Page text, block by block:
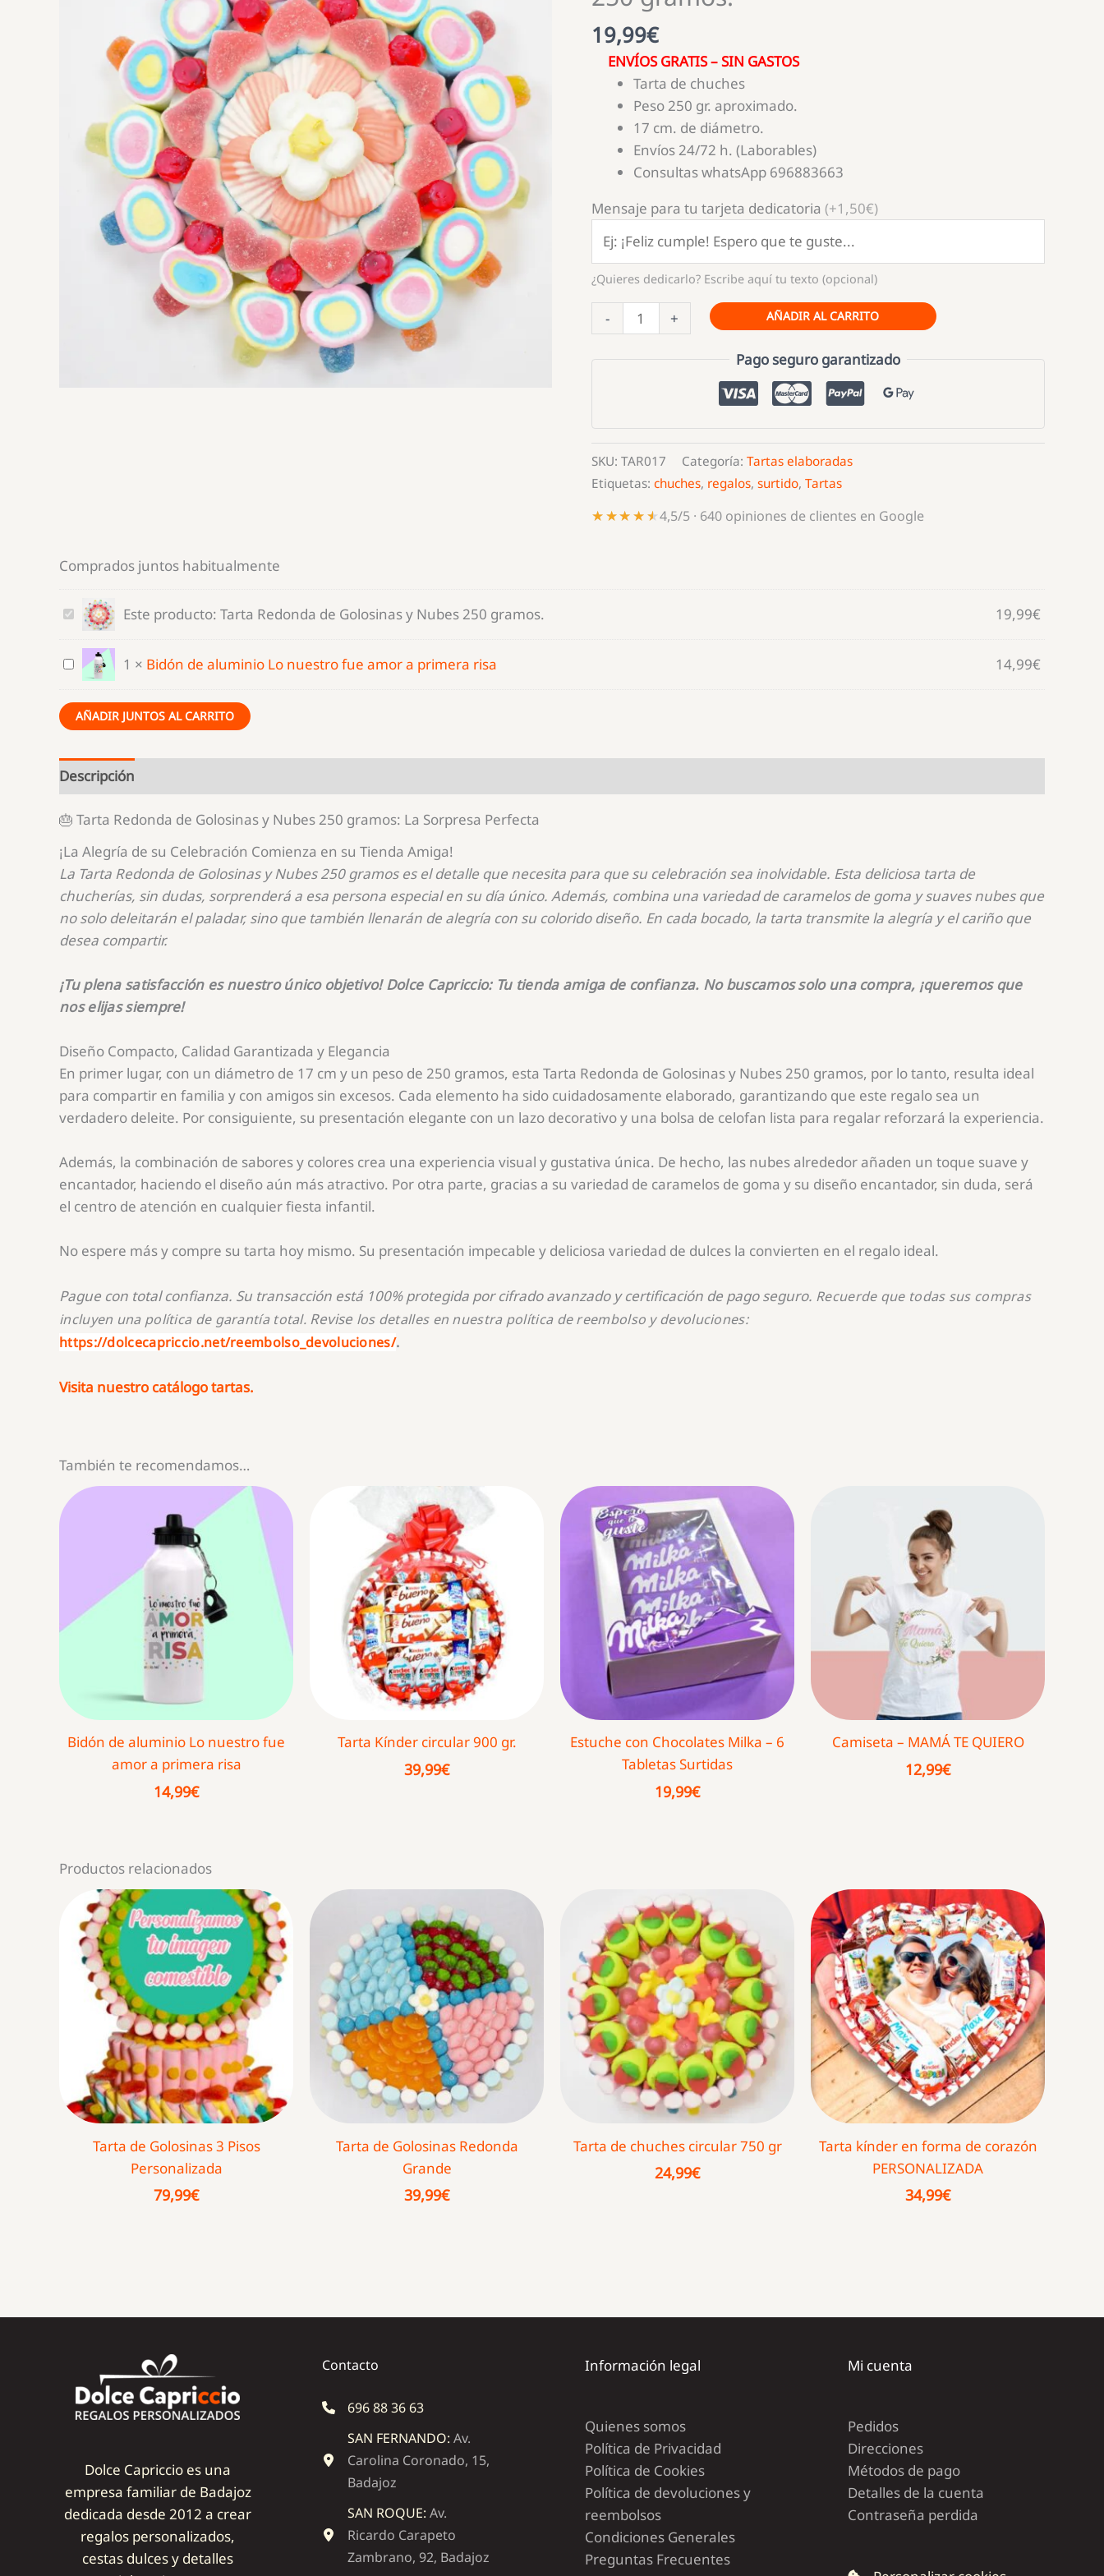
19,99€
ENVÍOS GRATIS – SIN GASTOS
Tarta de chuches
Peso 250 gr. aproximado.
17 cm. de diámetro.
Envíos 24/72 h. (Laborables)
Consultas whatsApp 696883663
Mensaje para tu tarjeta dedicatoria (+1,50€)
¿Quieres dedicarlo? Escribe aquí tu texto (opcional)
-
Redonda
de
Nubes
250
gramos.
cantidad
+ AÑADIR AL CARRITO
Pago seguro garantizado
SKU: TAR017 Categoría: Tartas elaboradas
Etiquetas: chuches, regalos, surtido, Tartas
★★★★★
★★★★★4,5/5 · 640 opiniones de clientes en Google
Comprados juntos habitualmente
Tarta
Redonda
de
Golosinas
y
Nubes
gramos.
Este producto: Tarta Redonda de Golosinas y Nubes 250 gramos. 19,99€
Bidón
aluminio
Lo
fue
amor
a
primera
1 × Bidón de aluminio Lo nuestro fue amor a primera risa 14,99€
AÑADIR JUNTOS AL CARRITO
Descripción
🎂 Tarta Redonda de Golosinas y Nubes 250 gramos: La Sorpresa Perfecta
¡La Alegría de su Celebración Comienza en su Tienda Amiga!
La Tarta Redonda de Golosinas y Nubes 250 gramos es el detalle que necesita para que su celebración sea inolvidable. Esta deliciosa tarta de
chucherías, sin dudas, sorprenderá a esa persona especial en su día único. Además, combina una variedad de caramelos de goma y suaves nubes que
no solo deleitarán el paladar, sino que también llenarán de alegría con su colorido diseño. En cada bocado, la tarta transmite la alegría y el cariño que
desea compartir.
¡Tu plena satisfacción es nuestro único objetivo! Dolce Capriccio: Tu tienda amiga de confianza. No buscamos solo una compra, ¡queremos que
nos elijas siempre!
Diseño Compacto, Calidad Garantizada y Elegancia
En primer lugar, con un diámetro de 17 cm y un peso de 250 gramos, esta Tarta Redonda de Golosinas y Nubes 250 gramos, por lo tanto, resulta ideal
para compartir en familia y con amigos sin excesos. Cada elemento ha sido cuidadosamente elaborado, garantizando que este regalo sea un
verdadero deleite. Por consiguiente, su presentación elegante con un lazo decorativo y una bolsa de celofan lista para regalar reforzará la experiencia.
Además, la combinación de sabores y colores crea una experiencia visual y gustativa única. De hecho, las nubes alrededor añaden un toque suave y
encantador, haciendo el diseño aún más atractivo. Por otra parte, gracias a su variedad de caramelos de goma y su diseño encantador, sin duda, será
el centro de atención en cualquier fiesta infantil.
No espere más y compre su tarta hoy mismo. Su presentación impecable y deliciosa variedad de dulces la convierten en el regalo ideal.
Pague con total confianza. Su transacción está 100%protegida por cifrado avanzado y certificación de pago seguro. Recuerde que todas sus compras
incluyen una política de garantía total. Revise los detalles en nuestra política de reembolso y devoluciones:
https://dolcecapriccio.net/reembolso_devoluciones/.
Visita nuestro catálogo tartas.
También te recomendamos…
Bidón de aluminio Lo nuestro fue
amor a primera risa
14,99€
Tarta Kínder circular 900 gr.
39,99€
Estuche con Chocolates Milka – 6
Tabletas Surtidas
19,99€
Camiseta – MAMÁ TE QUIERO
12,99€
Productos relacionados
Tarta de Golosinas 3 Pisos
Personalizada
79,99€
Tarta de Golosinas Redonda
Grande
39,99€
Tarta de chuches circular 750 gr
24,99€
Tarta kínder en forma de corazón
PERSONALIZADA
34,99€
Dolce Capriccio es una
empresa familiar de Badajoz
dedicada desde 2012 a crear
regalos personalizados,
cestas dulces y detalles
Contacto
696 88 36 63
SAN FERNANDO: Av.
Carolina Coronado, 15,
Badajoz
SAN ROQUE: Av.
Ricardo Carapeto
Zambrano, 92, Badajoz
Información legal
Quienes somos
Política de Privacidad
Política de Cookies
Política de devoluciones y
reembolsos
Condiciones Generales
Preguntas Frecuentes
Mi cuenta
Pedidos
Direcciones
Métodos de pago
Detalles de la cuenta
Contraseña perdida